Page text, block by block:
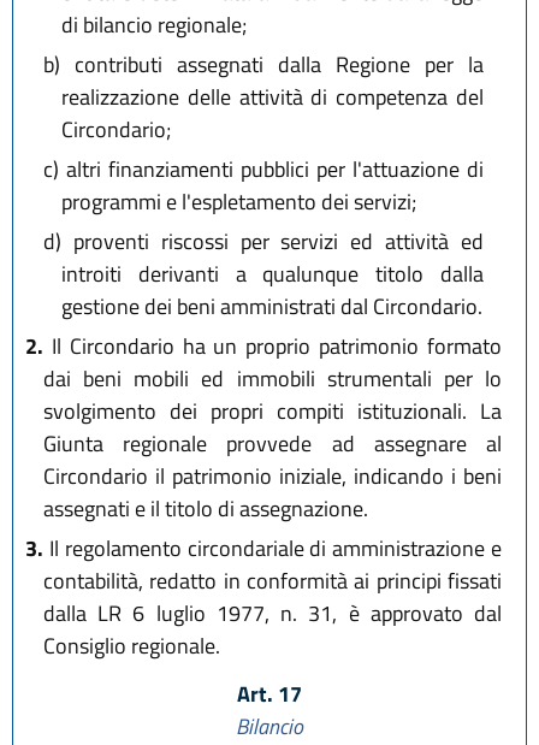
di bilancio regionale;
b) contributi assegnati dalla Regione per la
realizzazione delle attività di competenza del
Circondario;
c) altri finanziamenti pubblici per l'attuazione di
programmi e l'espletamento dei servizi;
d) proventi riscossi per servizi ed attività ed
introiti derivanti a qualunque titolo dalla
gestione dei beni amministrati dal Circondario.
2. Il Circondario ha un proprio patrimonio formato
dai beni mobili ed immobili strumentali per lo
svolgimento dei propri compiti istituzionali. La
Giunta regionale provvede ad assegnare al
Circondario il patrimonio iniziale, indicando i beni
assegnati e il titolo di assegnazione.
3. Il regolamento circondariale di amministrazione e
contabilità, redatto in conformità ai principi fissati
dalla LR 6 luglio 1977, n. 31, è approvato dal
Consiglio regionale.
Art. 17
Bilancio